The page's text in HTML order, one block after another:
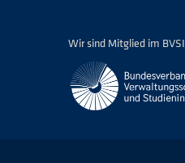
Wir sind Mitglied im BVSI